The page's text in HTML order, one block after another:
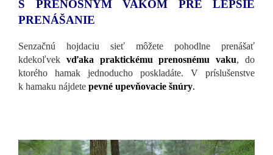
S PRENOSNÝM VAKOM PRE LEPŠIE
PRENÁŠANIE
Senzačnú hojdaciu sieť môžete pohodlne prenášať
kdekoľvek vďaka praktickému prenosnému vaku, do
ktorého hamak jednoducho poskladáte. V príslušenstve
k hamaku nájdete pevné upevňovacie šnúry.